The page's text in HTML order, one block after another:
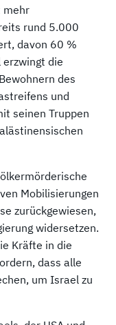
mehr
rund 5.000
davon 60 %
erzwingt die
des
und
seinen Truppen
Mobilisierungen
zurückgewiesen,
widersetzen.
Kräfte in die
dass alle
um Israel zu